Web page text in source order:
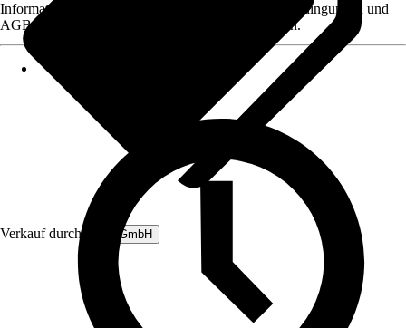
Verkauf durch: B&L GmbH
Informationen des Verkäufers, wie z. B. Rückgabebedingungen und
AGB, finden Sie bei Klick auf den Verkäufernamen.